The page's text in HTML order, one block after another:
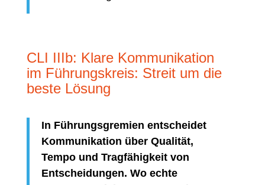
CLI IIIb: Klare Kommunikation
im Führungskreis: Streit um die
beste Lösung
In Führungsgremien entscheidet
Kommunikation über Qualität,
Tempo und Tragfähigkeit von
Entscheidungen. Wo echte